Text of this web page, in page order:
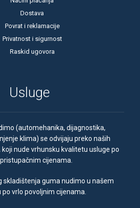
Dostava
Povrat i reklamacije
Privatnost i sigurnost
Raskid ugovora
Usluge
(automehanika, dijagnostika,
klima) se odvijaju preko naših
nude vrhunsku kvalitetu usluge po
cijenama.
skladištenja guma nudimo u našem
po vrlo povoljnim cijenama.